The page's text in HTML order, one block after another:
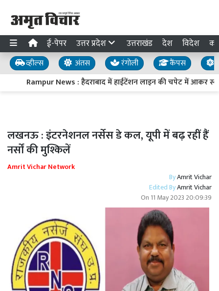
ई-पेपर उत्तर प्रदेश उत्तराखंड देश विदेश
व्हील्स अंतस रंगोली कैंपस
Rampur News : हैदराबाद में हाईटेंशन लाइन की चपेट में आकर
लखनऊ : इंटरनेशनल नर्सेस डे कल, यूपी में बढ़ रहीं हैं
नर्सों की मुश्किलें
Amrit Vichar Network
ByAmrit Vichar
Edited ByAmrit Vichar
On 11 May 2023 20:09:39